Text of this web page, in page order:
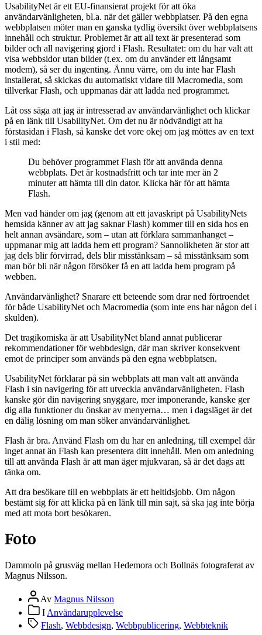
UsabilityNet är ett EU-finansierat projekt för att öka
användarvänligheten, bl.a. när det gäller webbplatser. På den egna
webbplatsen möter man en ganska tydlig översikt över webbplatsens
innehåll och struktur. Problemet är att all text är presenterad som
bilder och all navigering gjord i Flash. Resultatet: om du har valt att
visa webbsidor utan bilder (t.ex. om du använder ett långsamt
modem), så ser du ingenting. Ännu värre, om du inte har Flash
installerat, så skickas du automatiskt vidare till Macromedia, som
tillverkar Flash, och uppmanas där att ladda ned programmet.
Låt oss säga att jag är intresserad av användarvänlighet och klickar
på en länk till UsabilityNet. Om det nu är nödvändigt att ha
förstasidan i Flash, så kanske det vore okej om jag möttes av en text
i stil med:
Du behöver programmet Flash för att använda denna
webbplats. Det är kostnadsfritt och tar inte mer än 2
minuter att hämta till din dator. Klicka här för att hämta
Flash.
Men vad händer om jag (genom att ett javaskript på UsabilityNets
hemsida känner av att jag saknar Flash) kommer till en sida hos en
helt annan avsändare, som – utan att förklara sammanhanget –
uppmanar mig att ladda hem ett program? Sannolikheten är stor att
jag dels blir förvirrad, dels blir misstänksam – så misstänksam som
man bör bli när någon försöker få en att ladda hem program på
webben.
Användarvänlighet? Snarare ett beteende som drar ned förtroendet
för både UsabilityNet och Macromedia (som inte ens har någon del i
skulden).
Det tragikomiska är att UsabilityNet bland annat publicerar
rekommendationer för webbdesign, där man skriver konsekvent
emot de principer som används på den egna webbplatsen.
UsabilityNet förklarar på sin webbplats att man valt att använda
Flash i sin navigering för att utveckla användarvänligheten. Flash
kanske gör din navigering snyggare, mer imponerande, kanske ger
dig alla funktioner du önskar av menyerna… men i dagsläget är det
en dålig lösning om man söker användarvänlighet.
Flash är bra. Använd Flash om du har en anledning, till exempel där
inget annat än Flash kan presentera ditt innehåll. Men om anledning
till att använda Flash är att man äger mjukvaran, så är det dags att
tänka om.
Att dra besökare till en webbplats är ett heltidsjobb. Om någon
bestämt sig för att klicka på en länk till min sajt, så ska jag inte börja
med att mota bort besökaren.
Foto
Dammoln på grusväg mellan Hedemora och Bollnäs fotograferat av
Magnus Nilsson.
Inläggsförfattare
Av Magnus Nilsson
Inläggskategorier
I Användarupplevelse
Etiketter
Flash, Webbdesign, Webbpublicering, Webbteknik